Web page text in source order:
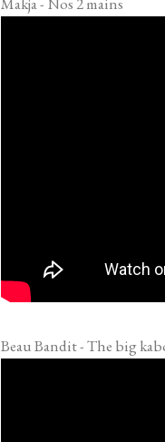
Beau Bandit - The big